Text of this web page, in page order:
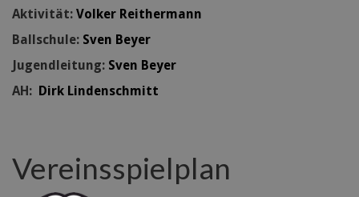
Aktivität: Volker Reithermann
Ballschule: Sven Beyer
Jugendleitung: Sven Beyer
AH: Dirk Lindenschmitt
Vereinsspielplan